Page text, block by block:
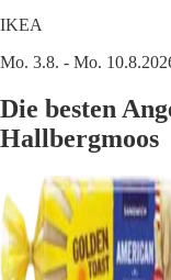
IKEA
Mo. 3.8. - Mo.
Die besten
Hallbergmoos